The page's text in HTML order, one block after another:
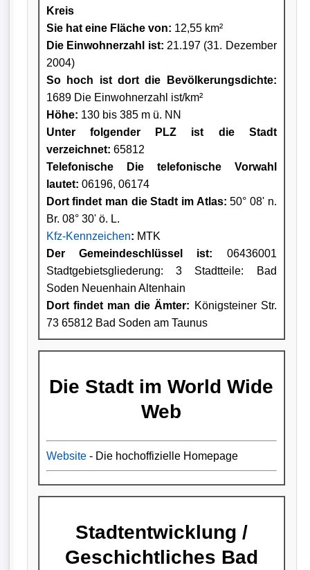
Kreis
Sie hat eine Fläche von: 12,55 km²
Die Einwohnerzahl ist: 21.197 (31. Dezember
2004)
So hoch ist dort die Bevölkerungsdichte:
1689 Die Einwohnerzahl ist/km²
Höhe: 130 bis 385 m ü. NN
Unter folgender PLZ ist die Stadt
verzeichnet: 65812
Telefonische Die telefonische Vorwahl
lautet: 06196, 06174
Dort findet man die Stadt im Atlas: 50° 08' n.
Br. 08° 30' ö. L.
Kfz-Kennzeichen: MTK
Der Gemeindeschlüssel ist: 06436001
Stadtgebietsgliederung: 3 Stadtteile: Bad
Soden Neuenhain Altenhain
Dort findet man die Ämter: Königsteiner Str.
73 65812 Bad Soden am Taunus
Die Stadt im World Wide
Web
Website- Die hochoffizielle Homepage
Stadtentwicklung /
Geschichtliches Bad